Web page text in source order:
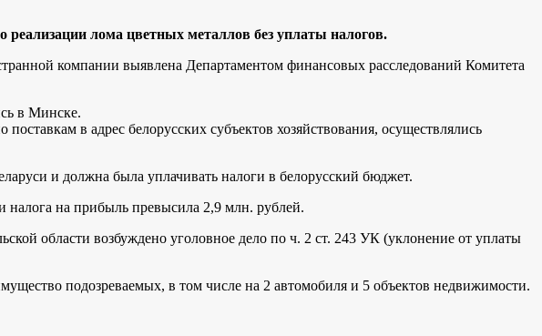
реализации лома цветных металлов без уплаты налогов.
компании выявлена Департаментом финансовых расследований Комитета
в Минске.
в адрес белорусских субъектов хозяйствования, осуществлялись
и должна была уплачивать налоги в белорусский бюджет.
на прибыль превысила 2,9 млн. рублей.
области возбуждено уголовное дело по ч. 2 ст. 243 УК (уклонение от уплаты
подозреваемых, в том числе на 2 автомобиля и 5 объектов недвижимости.